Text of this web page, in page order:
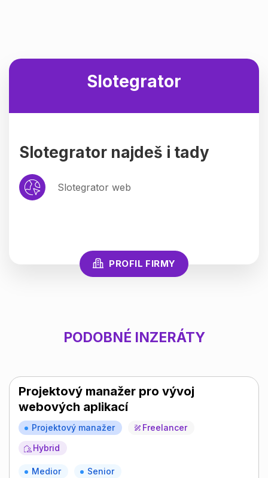
Slotegrator
Slotegrator najdeš i tady
Slotegrator web
PROFIL FIRMY
PODOBNÉ INZERÁTY
Projektový manažer pro vývoj
webových aplikací
Projektový manažer
Freelancer
Hybrid
Medior Senior